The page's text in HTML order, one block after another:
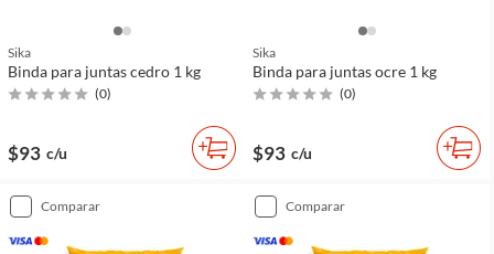
Sika
Binda para juntas cedro 1 kg
(0)
$93 c/u
Sika
Binda para juntas ocre 1 kg
(0)
$93 c/u
comparar comparar